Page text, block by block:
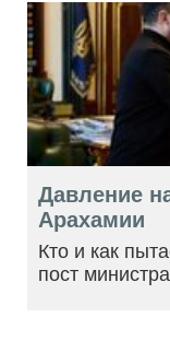
Давление
Арахамии
Кто и как
пост